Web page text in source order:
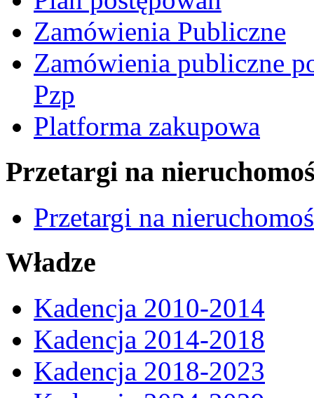
Zamówienia Publiczne
Zamówienia publiczne
Pzp
Platforma zakupowa
Przetargi na
Przetargi na
Władze
Kadencja 2010-2014
Kadencja 2014-2018
Kadencja 2018-2023